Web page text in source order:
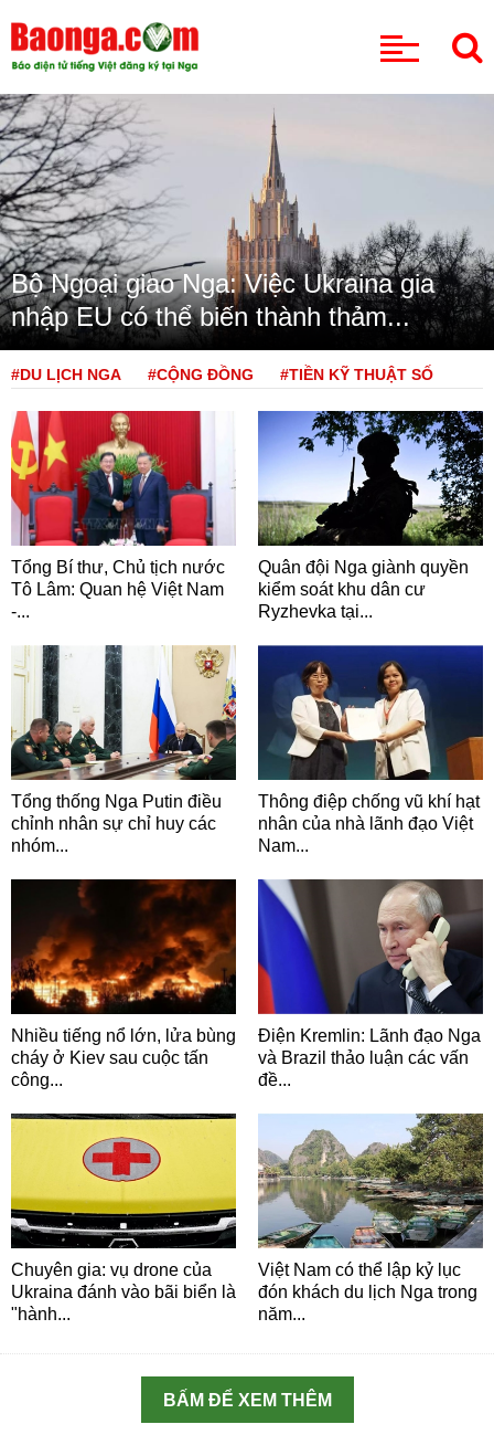
Bộ Ngoại giao Nga: Việc Ukraina gia
nhập EU có thể biến thành thảm...
#DU LỊCH NGA #CỘNG ĐỒNG #TIỀN KỸ THUẬT SỐ
Tổng Bí thư, Chủ tịch nước
Tô Lâm: Quan hệ Việt Nam
-...
Quân đội Nga giành quyền
kiểm soát khu dân cư
Ryzhevka tại...
Tổng thống Nga Putin điều
chỉnh nhân sự chỉ huy các
nhóm...
Thông điệp chống vũ khí hạt
nhân của nhà lãnh đạo Việt
Nam...
Nhiều tiếng nổ lớn, lửa bùng
cháy ở Kiev sau cuộc tấn
công...
Điện Kremlin: Lãnh đạo Nga
và Brazil thảo luận các vấn
đề...
Chuyên gia: vụ drone của
Ukraina đánh vào bãi biển là
"hành...
Việt Nam có thể lập kỷ lục
đón khách du lịch Nga trong
năm...
BẤM ĐỂ XEM THÊM